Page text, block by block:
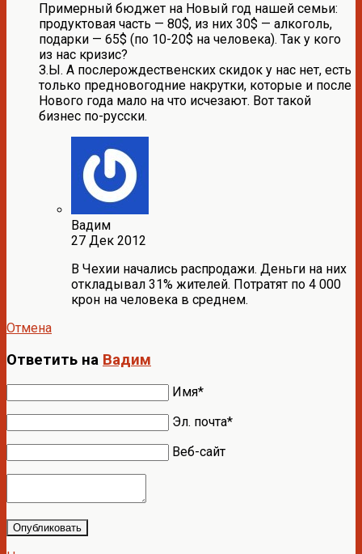
Примерный бюджет на Новый год нашей семьи:
продуктовая часть — 80$, из них 30$ — алкоголь,
подарки — 65$ (по 10-20$ на человека). Так у кого
из нас кризис?
З.Ы. А послерождественских скидок у нас нет, есть
только предновогодние накрутки, которые и после
Нового года мало на что исчезают. Вот такой
бизнес по-русски.
Вадим
27 Дек 2012
В Чехии начались распродажи. Деньги на них
откладывал 31% жителей. Потратят по 4 000
крон на человека в среднем.
Отмена
Ответить на Вадим
Имя*
Эл. почта*
Веб-сайт
Опубликовать